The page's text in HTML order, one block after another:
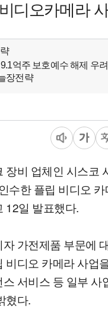
디오카메라
억주 보호예수 해제 우
장전략
장비 업체인 시스코
수한 플립 비디오
12일 발표했다.
가전제품 부문에
비디오 카메라 사업
서비스 등 일부 사
혔다.